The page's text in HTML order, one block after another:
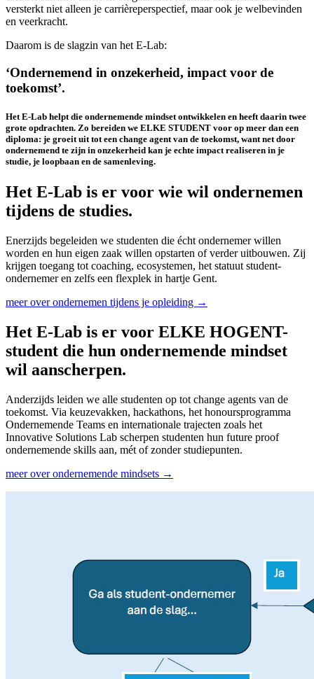
versterkt niet alleen je carrièreperspectief, maar ook je welbevinden
en veerkracht.
Daarom is de slagzin van het E-Lab:
‘Ondernemend in onzekerheid, impact voor de
toekomst’.
Het E-Lab helpt die ondernemende mindset ontwikkelen en heeft daarin twee
grote opdrachten. Zo bereiden we ELKE STUDENT voor op meer dan een
diploma: je groeit uit tot een change agent van de toekomst, want net door
ondernemend te zijn in onzekerheid kan je echte impact realiseren in je
studie, je loopbaan en de samenleving.
Het E-Lab is er voor wie wil ondernemen
tijdens de studies.
Enerzijds begeleiden we studenten die écht ondernemer willen
worden en hun eigen zaak willen opstarten of verder uitbouwen. Zij
krijgen toegang tot coaching, ecosystemen, het statuut student-
ondernemer en zelfs een flexplek in hartje Gent.
meer over ondernemen tijdens je opleiding →
Het E-Lab is er voor ELKE HOGENT-
student die hun ondernemende mindset
wil aanscherpen.
Anderzijds leiden we alle studenten op tot change agents van de
toekomst. Via keuzevakken, hackathons, het honoursprogramma
Ondernemende Teams en internationale trajecten zoals het
Innovative Solutions Lab scherpen studenten hun future proof
ondernemende skills aan, mét of zonder studiepunten.
meer over ondernemende mindsets →